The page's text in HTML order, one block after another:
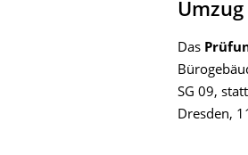
Das
SG 09,
Dresden,